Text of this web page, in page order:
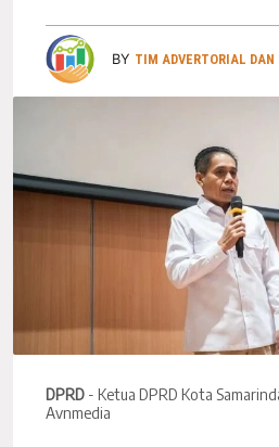
BY TIM ADVERTORIAL DAN
DPRD - Ketua DPRD Kota
Avnmedia